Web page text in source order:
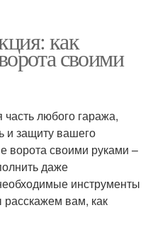
как
своими
любого гаража,
и защиту вашего
ворота своими руками –
даже
инструменты
вам, как